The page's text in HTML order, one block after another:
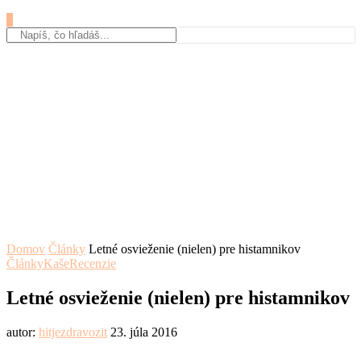
Domov Články Letné osvieženie (nielen) pre histamnikov
ČlánkyKašeRecenzie
Letné osvieženie (nielen) pre histamnikov
autor: hitjezdravozit 23. júla 2016